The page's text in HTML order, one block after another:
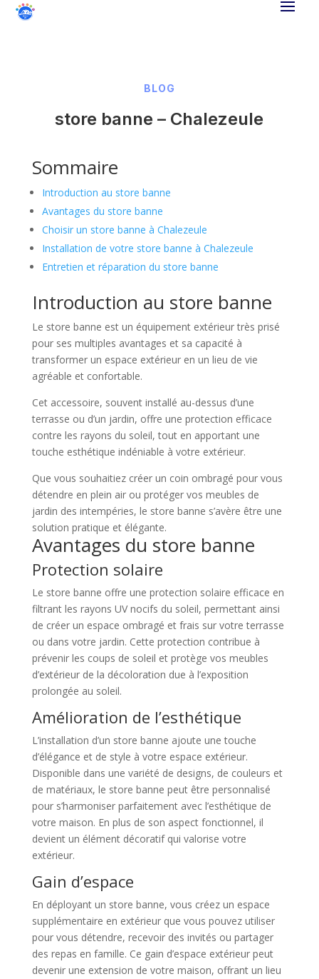
BLOG
store banne – Chalezeule
Sommaire
Introduction au store banne
Avantages du store banne
Choisir un store banne à Chalezeule
Installation de votre store banne à Chalezeule
Entretien et réparation du store banne
Introduction au store banne
Le store banne est un équipement extérieur très prisé
pour ses multiples avantages et sa capacité à
transformer un espace extérieur en un lieu de vie
agréable et confortable.
Cet accessoire, souvent installé au-dessus d’une
terrasse ou d’un jardin, offre une protection efficace
contre les rayons du soleil, tout en apportant une
touche esthétique indéniable à votre extérieur.
Que vous souhaitiez créer un coin ombragé pour vous
détendre en plein air ou protéger vos meubles de
jardin des intempéries, le store banne s’avère être une
solution pratique et élégante.
Avantages du store banne
Protection solaire
Le store banne offre une protection solaire efficace en
filtrant les rayons UV nocifs du soleil, permettant ainsi
de créer un espace ombragé et frais sur votre terrasse
ou dans votre jardin. Cette protection contribue à
prévenir les coups de soleil et protège vos meubles
d’extérieur de la décoloration due à l’exposition
prolongée au soleil.
Amélioration de l’esthétique
L’installation d’un store banne ajoute une touche
d’élégance et de style à votre espace extérieur.
Disponible dans une variété de designs, de couleurs et
de matériaux, le store banne peut être personnalisé
pour s’harmoniser parfaitement avec l’esthétique de
votre maison. En plus de son aspect fonctionnel, il
devient un élément décoratif qui valorise votre
extérieur.
Gain d’espace
En déployant un store banne, vous créez un espace
supplémentaire en extérieur que vous pouvez utiliser
pour vous détendre, recevoir des invités ou partager
des repas en famille. Ce gain d’espace extérieur peut
devenir une extension de votre maison, offrant un lieu